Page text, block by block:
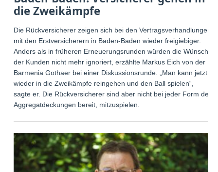
die Zweikämpfe
Die Rückversicherer zeigen sich bei den Vertragsverhandlungen
mit den Erstversicherern in Baden-Baden wieder freigiebiger.
Anders als in früheren Erneuerungsrunden würden die Wünsche
der Kunden nicht mehr ignoriert, erzählte Markus Eich von der
Barmenia Gothaer bei einer Diskussionsrunde. „Man kann jetzt
wieder in die Zweikämpfe reingehen und den Ball spielen“,
sagte er. Die Rückversicherer sind aber nicht bei jeder Form der
Aggregatdeckungen bereit, mitzuspielen.